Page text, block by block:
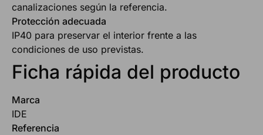
canalizaciones según la referencia.
Protección adecuada
IP40 para preservar el interior frente a las
condiciones de uso previstas.
Ficha rápida del producto
Marca
IDE
Referencia